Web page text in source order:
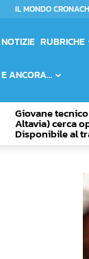
IL MONDO
NOTIZIE RUBRICHE
E ANCORA…
Giovane
Altavia) cerca
Disponibile al